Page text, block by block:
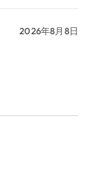
2026年8月8日